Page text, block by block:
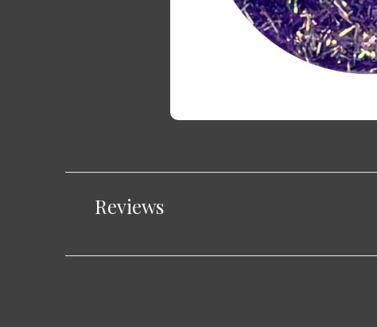
Reviews